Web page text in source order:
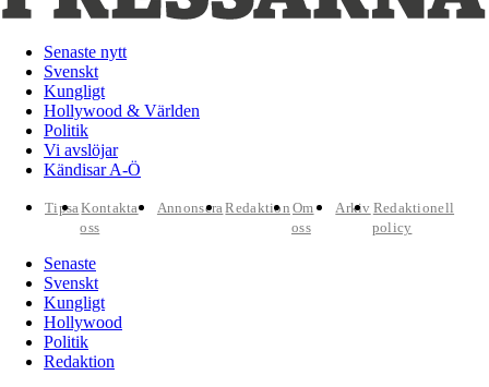
Senaste nytt
Svenskt
Kungligt
Hollywood & Världen
Politik
Vi avslöjar
Kändisar A-Ö
TipsaKontakta
oss
AnnonseraRedaktion Om
oss
Arkiv Redaktionell
policy
Senaste
Svenskt
Kungligt
Hollywood
Politik
Redaktion